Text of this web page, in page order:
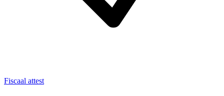
Fiscaal attest